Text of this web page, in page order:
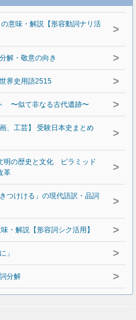
意味・解説【形容動詞ナリ活
>
解・敬意の向き >
界史用語2515 >
〜似て非なる古代遺跡〜 >
、工芸】 受験日本史まとめ
>
の歴史と文化 ピラミッド
革
>
つけける」の現代語訳・品詞
>
・解説【形容詞シク活用】 >
」 >
分解 >